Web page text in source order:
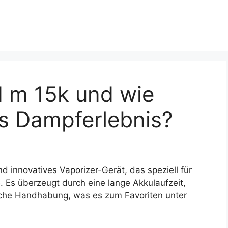
m 15k und wie
Dampferlebnis?
innovatives Vaporizer-Gerät, das speziell für
überzeugt durch eine lange Akkulaufzeit,
Handhabung, was es zum Favoriten unter